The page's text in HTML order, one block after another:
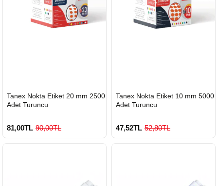
GÖNDERİ
Tanex Nokta Etiket 20 mm 2500
Adet Turuncu
81,00TL 90,00TL
GÖNDERİ
Tanex Nokta Etiket 10 mm 5000
Adet Turuncu
47,52TL 52,80TL